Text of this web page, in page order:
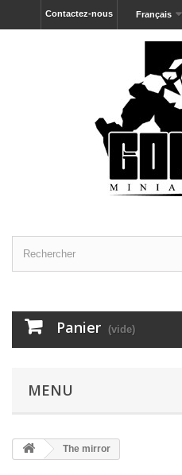
Français
Contactez-nous
Panier (vide)
MENU
The mirror